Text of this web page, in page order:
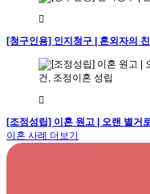
[청구인용] 인지청구 | 혼외자의
[조정성립] 이혼 원고 | 오랜 별거
이혼 사례 더보기